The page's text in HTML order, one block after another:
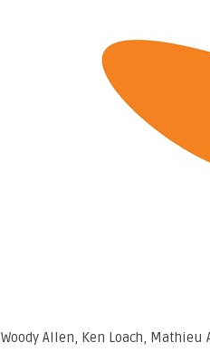
Woody Allen, Ken Loach,